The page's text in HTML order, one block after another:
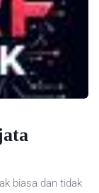
biasa dan tidak